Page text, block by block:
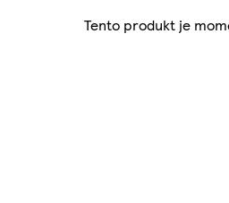
Tento produkt je